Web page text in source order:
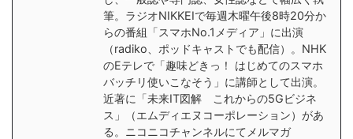
筆。ラジオNIKKEIで毎週木曜午後8時20分か
らの番組「スマホNo.1メディア」に出演
（radiko、ポッドキャストでも配信）。NHK
のEテレで「趣味どきっ！ はじめてのスマホ
バッチリ使いこなそう」に講師として出演。
近著に「未来IT図解 これからの5Gビジネ
ス」（エムディエヌコーポレーション）があ
る。ニコニコチャンネルにてメルマガ